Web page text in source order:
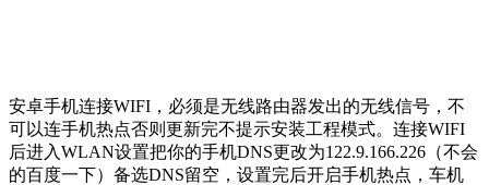
安卓手机连接WIFI，必须是无线路由器发出的无线信号，不
可以连手机热点否则更新完不提示安装工程模式。连接WIFI
后进入WLAN设置把你的手机DNS更改为122.9.166.226（不会
的百度一下）备选DNS留空，设置完后开启手机热点，车机